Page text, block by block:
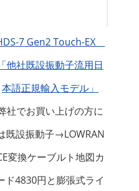
7 Gen2 Touch-EX
「他社既設振動子流用日
本語正規輸入モデル」
社でお買い上げの方に
既設振動子→LOWRAN
変換ケーブルト地図カ
ド4830円と膨張式ライ